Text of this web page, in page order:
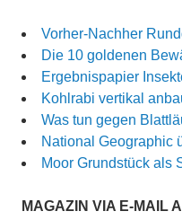
Vorher-Nachher
Die 10 goldenen
Ergebnispapier
Kohlrabi vertikal
Was tun gegen
National Geographic
Moor Grundstück als
MAGAZIN VIA E-MAIL